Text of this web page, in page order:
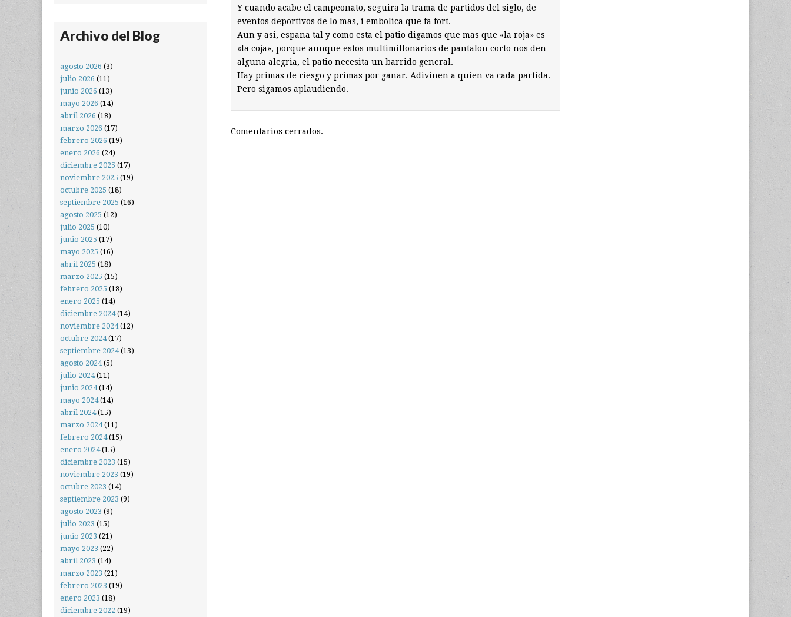
Y cuando acabe el campeonato, seguira la trama de partidos del siglo, de
eventos deportivos de lo mas, i embolica que fa fort.
Aun y asi, españa tal y como esta el patio digamos que mas que «la roja» es
«la coja», porque aunque estos multimillonarios de pantalon corto nos den
alguna alegria, el patio necesita un barrido general.
Hay primas de riesgo y primas por ganar. Adivinen a quien va cada partida.
Pero sigamos aplaudiendo.
Comentarios cerrados.
Archivo del Blog
agosto 2026 (3)
julio 2026 (11)
junio 2026 (13)
mayo 2026 (14)
abril 2026 (18)
marzo 2026 (17)
febrero 2026 (19)
enero 2026 (24)
diciembre 2025 (17)
noviembre 2025 (19)
octubre 2025 (18)
septiembre 2025 (16)
agosto 2025 (12)
julio 2025 (10)
junio 2025 (17)
mayo 2025 (16)
abril 2025 (18)
marzo 2025 (15)
febrero 2025 (18)
enero 2025 (14)
diciembre 2024(14)
noviembre 2024(12)
octubre 2024(17)
septiembre 2024(13)
agosto 2024(5)
julio 2024(11)
junio 2024(14)
mayo 2024(14)
abril 2024(15)
marzo 2024(11)
febrero 2024(15)
enero 2024(15)
diciembre 2023 (15)
noviembre 2023 (19)
octubre 2023 (14)
septiembre 2023 (9)
agosto 2023 (9)
julio 2023 (15)
junio 2023 (21)
mayo 2023 (22)
abril 2023 (14)
marzo 2023 (21)
febrero 2023 (19)
enero 2023 (18)
diciembre 2022 (19)